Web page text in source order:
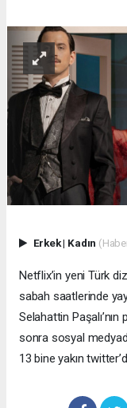
Erkek| Kadın
Netflix’in yeni Türk
sabah saatlerinde
Selahattin Paşalı’nın
sonra sosyal
13 bine yakın